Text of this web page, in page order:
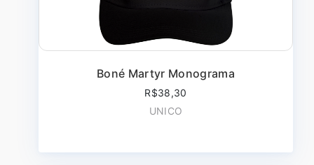
Boné Martyr Monograma
R$38,30
UNICO